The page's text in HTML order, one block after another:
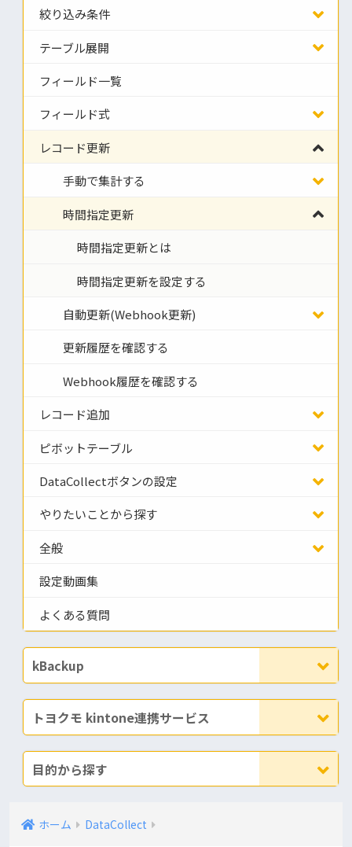
絞り込み条件
テーブル展開
フィールド一覧
フィールド式
レコード更新
手動で集計する
時間指定更新
時間指定更新とは
時間指定更新を設定する
自動更新(Webhook更新)
更新履歴を確認する
Webhook履歴を確認する
レコード追加
ピボットテーブル
DataCollectボタンの設定
やりたいことから探す
全般
設定動画集
よくある質問
kBackup
トヨクモ kintone連携サービス
目的から探す
ホーム DataCollect